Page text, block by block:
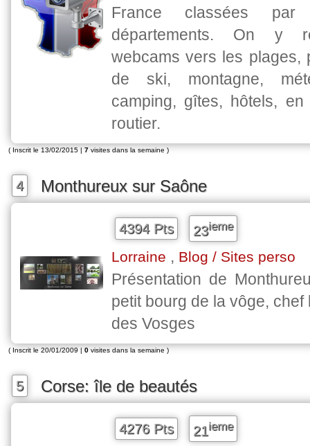
France classées
départements. On y
webcams vers les plages,
de ski, montagne,
camping, gîtes, hôtels,
routier.
( Inscrit le 13/02/2015 | 7 visites dans la semaine )
4 Monthureux sur Saône
4394 Pts 23ieme
Lorraine , Blog / Sites perso
Présentation de
petit bourg de la vôge, chef
des Vosges
( Inscrit le 20/01/2009 | 0 visites dans la semaine )
5 Corse: île de beautés
4276 Pts 21ieme